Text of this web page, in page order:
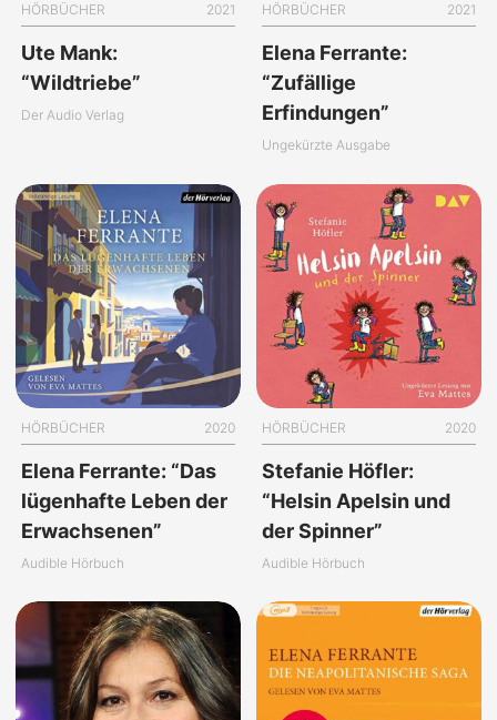
HÖRBÜCHER 2021
Ute Mank:
“Wildtriebe”
Der Audio Verlag
HÖRBÜCHER 2021
Elena Ferrante:
“Zufällige
Erfindungen”
Ungekürzte Ausgabe
HÖRBÜCHER 2020
Elena Ferrante: “Das
lügenhafte Leben der
Erwachsenen”
Audible Hörbuch
HÖRBÜCHER 2020
Stefanie Höfler:
“Helsin Apelsin und
der Spinner”
Audible Hörbuch